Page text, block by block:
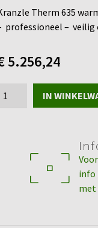
Therm 635
professioneel – veilig
5.256,24
Kranzle
IN
info
met